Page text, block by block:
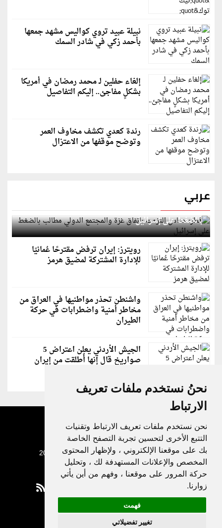
نحنُ نستخدم ملفات تعريف
الارتباط
نحن نستخدم ملفات تعريف الارتباط وتقنيات
التتبع الأخرى لتحسين تجربة التصفح الخاصة
بك على موقعنا الإلكتروني ، ولإظهار المحتوى
المخصص والإعلانات المستهدفة لك ، وتحليل
حركة المرور على موقعنا ، وفهم من أين يأتي
زوارنا.
فهمت
تغيير تفضيلاتي
نبيلة عبيد تروي كواليس مشهد جمعها
بأحمد زكي في شادر السمك
إلغاء حفلين لـ محمد رمضان في أمريكا
بشكلٍ مفاجئ.. إليكم التفاصيل
رندة كعدي تكشف مخاوف العمر
وتوضح موقفها من الاعتزال
عربي
قطر: حماس التزمت باتفاق غزة والمجتمع الدولي مطالب
بالضغط على إسرائيل
رويترز: إيران ترفض مقترحًا عُمانيًا
للإدارة المشتركة لمضيق هرمز
واشنطن تحذر مواطنيها في العراق من
مخاطر أمنية واضطرابات في حركة
الطيران
الجيش الأردني يعلن اعتراض 5
صواريخ قال إنها أُطلقت من إيران
جميع الحقوق محفوظة لدنيا الوطن © 2003 - 2022
Privacy Policy